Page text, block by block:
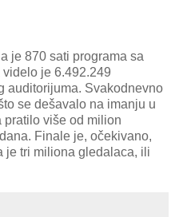
je 870 sati programa sa
videlo je 6.492.249
auditorijuma. Svakodnevno
se dešavalo na imanju u
pratilo više od milion
Finale je, očekivano,
je tri miliona gledalaca, ili